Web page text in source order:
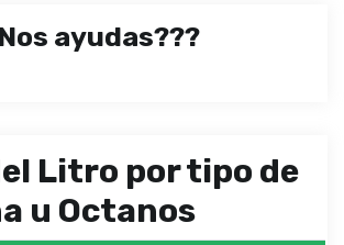
Nos ayudas???
Litro por tipo de
u Octanos